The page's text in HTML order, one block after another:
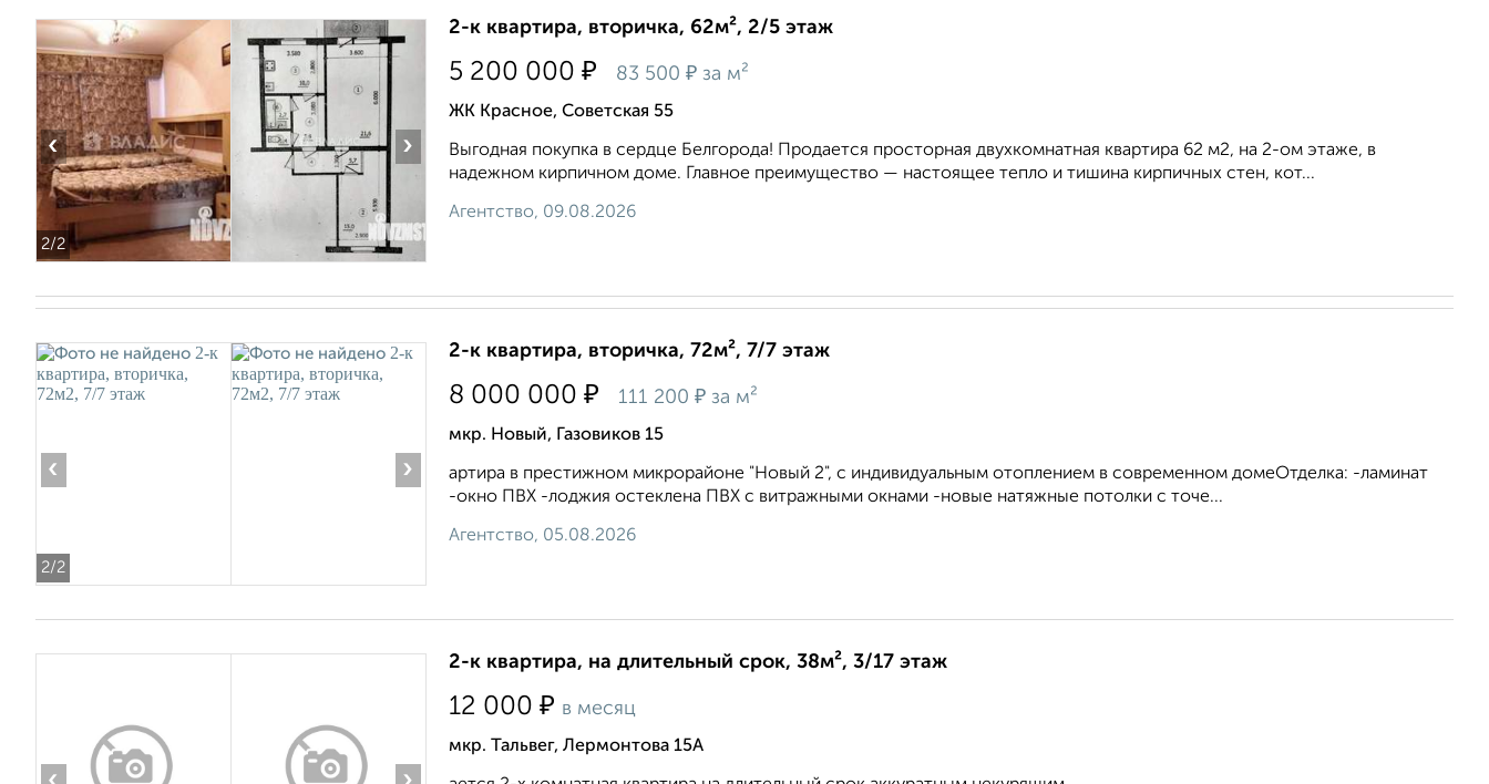
2/2
‹ ›
2-к квартира, вторичка, 62м², 2/5 этаж
5 200 000 ₽ 83 500 ₽ за м²
ЖК Красное, Советская 55
Выгодная покупка в сердце Белгорода! Продается просторная двухкомнатная квартира 62 м2, на 2-ом этаже, в
надежном кирпичном доме. Главное преимущество — настоящее тепло и тишина кирпичных стен, кот...
Агентство, 09.08.2026
2/2
‹ ›
2-к квартира, вторичка, 72м², 7/7 этаж
8 000 000 ₽ 111 200 ₽ за м²
мкр. Новый, Газовиков 15
артира в престижном микрорайоне "Новый 2", с индивидуальным отоплением в современном домеОтделка: -ламинат
-окно ПВХ -лоджия остеклена ПВХ с витражными окнами -новые натяжные потолки с точе...
Агентство, 05.08.2026
2-к квартира, на длительный срок, 38м², 3/17 этаж
12 000 ₽ в месяц
мкр. Тальвег, Лермонтова 15А